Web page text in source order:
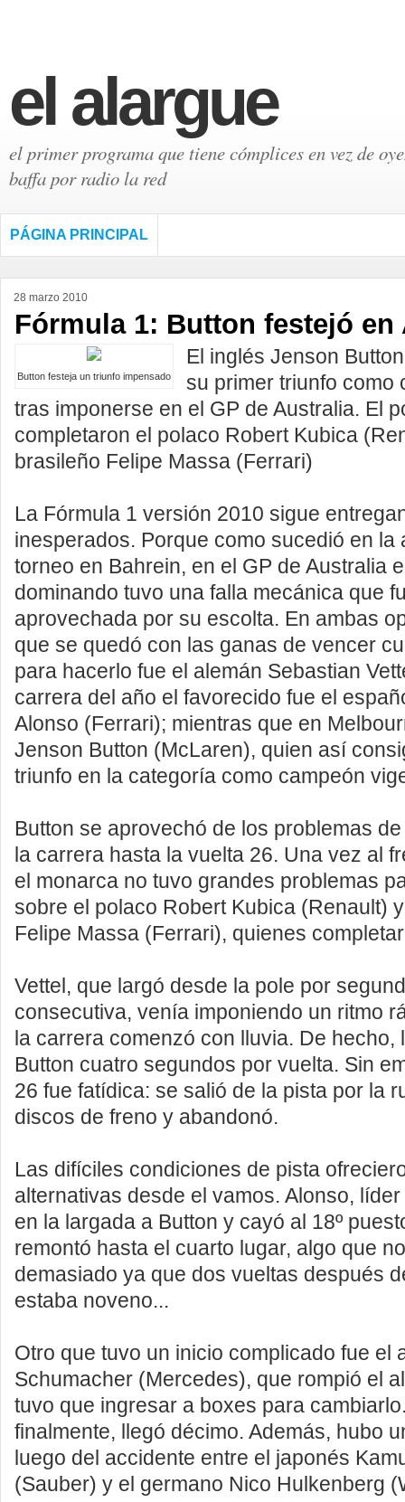
el alargue
el primer programa que tiene cómplices en vez de
baffa por radio la red
PÁGINA PRINCIPAL
28 marzo 2010
Fórmula 1: Button festejó en
Button festeja un triunfo impensado
El inglés Jenson
su primer triunfo como
tras imponerse en el GP de Australia. El
completaron el polaco Robert Kubica
brasileño Felipe Massa (Ferrari)
La Fórmula 1 versión 2010 sigue
inesperados. Porque como sucedió en la
torneo en Bahrein, en el GP de Australia
dominando tuvo una falla mecánica que
aprovechada por su escolta. En ambas
que se quedó con las ganas de vencer
para hacerlo fue el alemán Sebastian
carrera del año el favorecido fue el
Alonso (Ferrari); mientras que en
Jenson Button (McLaren), quien así
triunfo en la categoría como campeón
Button se aprovechó de los problemas
la carrera hasta la vuelta 26. Una vez al
el monarca no tuvo grandes problemas
sobre el polaco Robert Kubica (Renault)
Felipe Massa (Ferrari), quienes
Vettel, que largó desde la pole por
consecutiva, venía imponiendo un ritmo
la carrera comenzó con lluvia. De hecho,
Button cuatro segundos por vuelta. Sin
26 fue fatídica: se salió de la pista por la
discos de freno y abandonó.
Las difíciles condiciones de pista
alternativas desde el vamos. Alonso,
en la largada a Button y cayó al 18º
remontó hasta el cuarto lugar, algo que
demasiado ya que dos vueltas después
estaba noveno...
Otro que tuvo un inicio complicado fue el
Schumacher (Mercedes), que rompió el
tuvo que ingresar a boxes para
finalmente, llegó décimo. Además, hubo
luego del accidente entre el japonés
(Sauber) y el germano Nico Hulkenberg